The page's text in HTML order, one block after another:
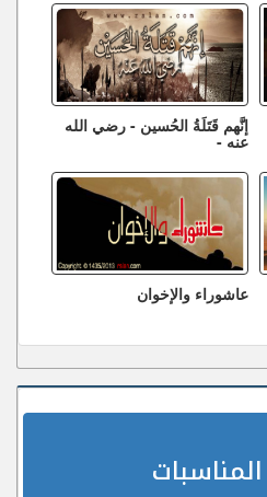
إنَّهم قَتَلَةُ الحُسين - رضي الله
عنه -
عاشوراء والإخوان
المناسبات